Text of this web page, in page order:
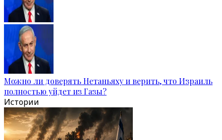
Можно ли доверять Нетаньяху и верить, что Израиль
полностью уйдет из Газы?
Истории